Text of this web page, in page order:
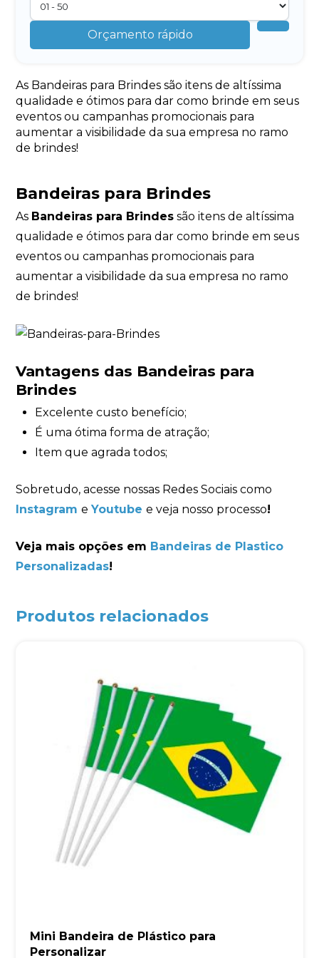
Orçamento rápido
As Bandeiras para Brindes são itens de altíssima
qualidade e ótimos para dar como brinde em seus
eventos ou campanhas promocionais para
aumentar a visibilidade da sua empresa no ramo
de brindes!
Bandeiras para Brindes
As Bandeiras para Brindes são itens de altíssima
qualidade e ótimos para dar como brinde em seus
eventos ou campanhas promocionais para
aumentar a visibilidade da sua empresa no ramo
de brindes!
Vantagens das Bandeiras para
Brindes
Excelente custo benefício;
É uma ótima forma de atração;
Item que agrada todos;
Sobretudo, acesse nossas Redes Sociais como
Instagram eYoutube e veja nosso processo!
Veja mais opções em Bandeiras de Plastico
Personalizadas!
Produtos relacionados
Mini Bandeira de Plástico para
Personalizar